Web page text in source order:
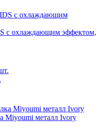
с охлаждающим эффектом,
Мiyoumi металл Ivory